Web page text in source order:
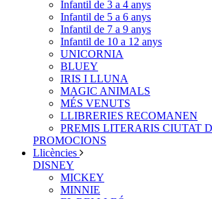
Infantil de 3 a 4 anys
Infantil de 5 a 6 anys
Infantil de 7 a 9 anys
Infantil de 10 a 12 anys
UNICORNIA
BLUEY
IRIS I LLUNA
MAGIC ANIMALS
MÉS VENUTS
LLIBRERIES RECOMANEN
PREMIS LITERARIS CIUTAT
PROMOCIONS
Llicències
DISNEY
MICKEY
MINNIE